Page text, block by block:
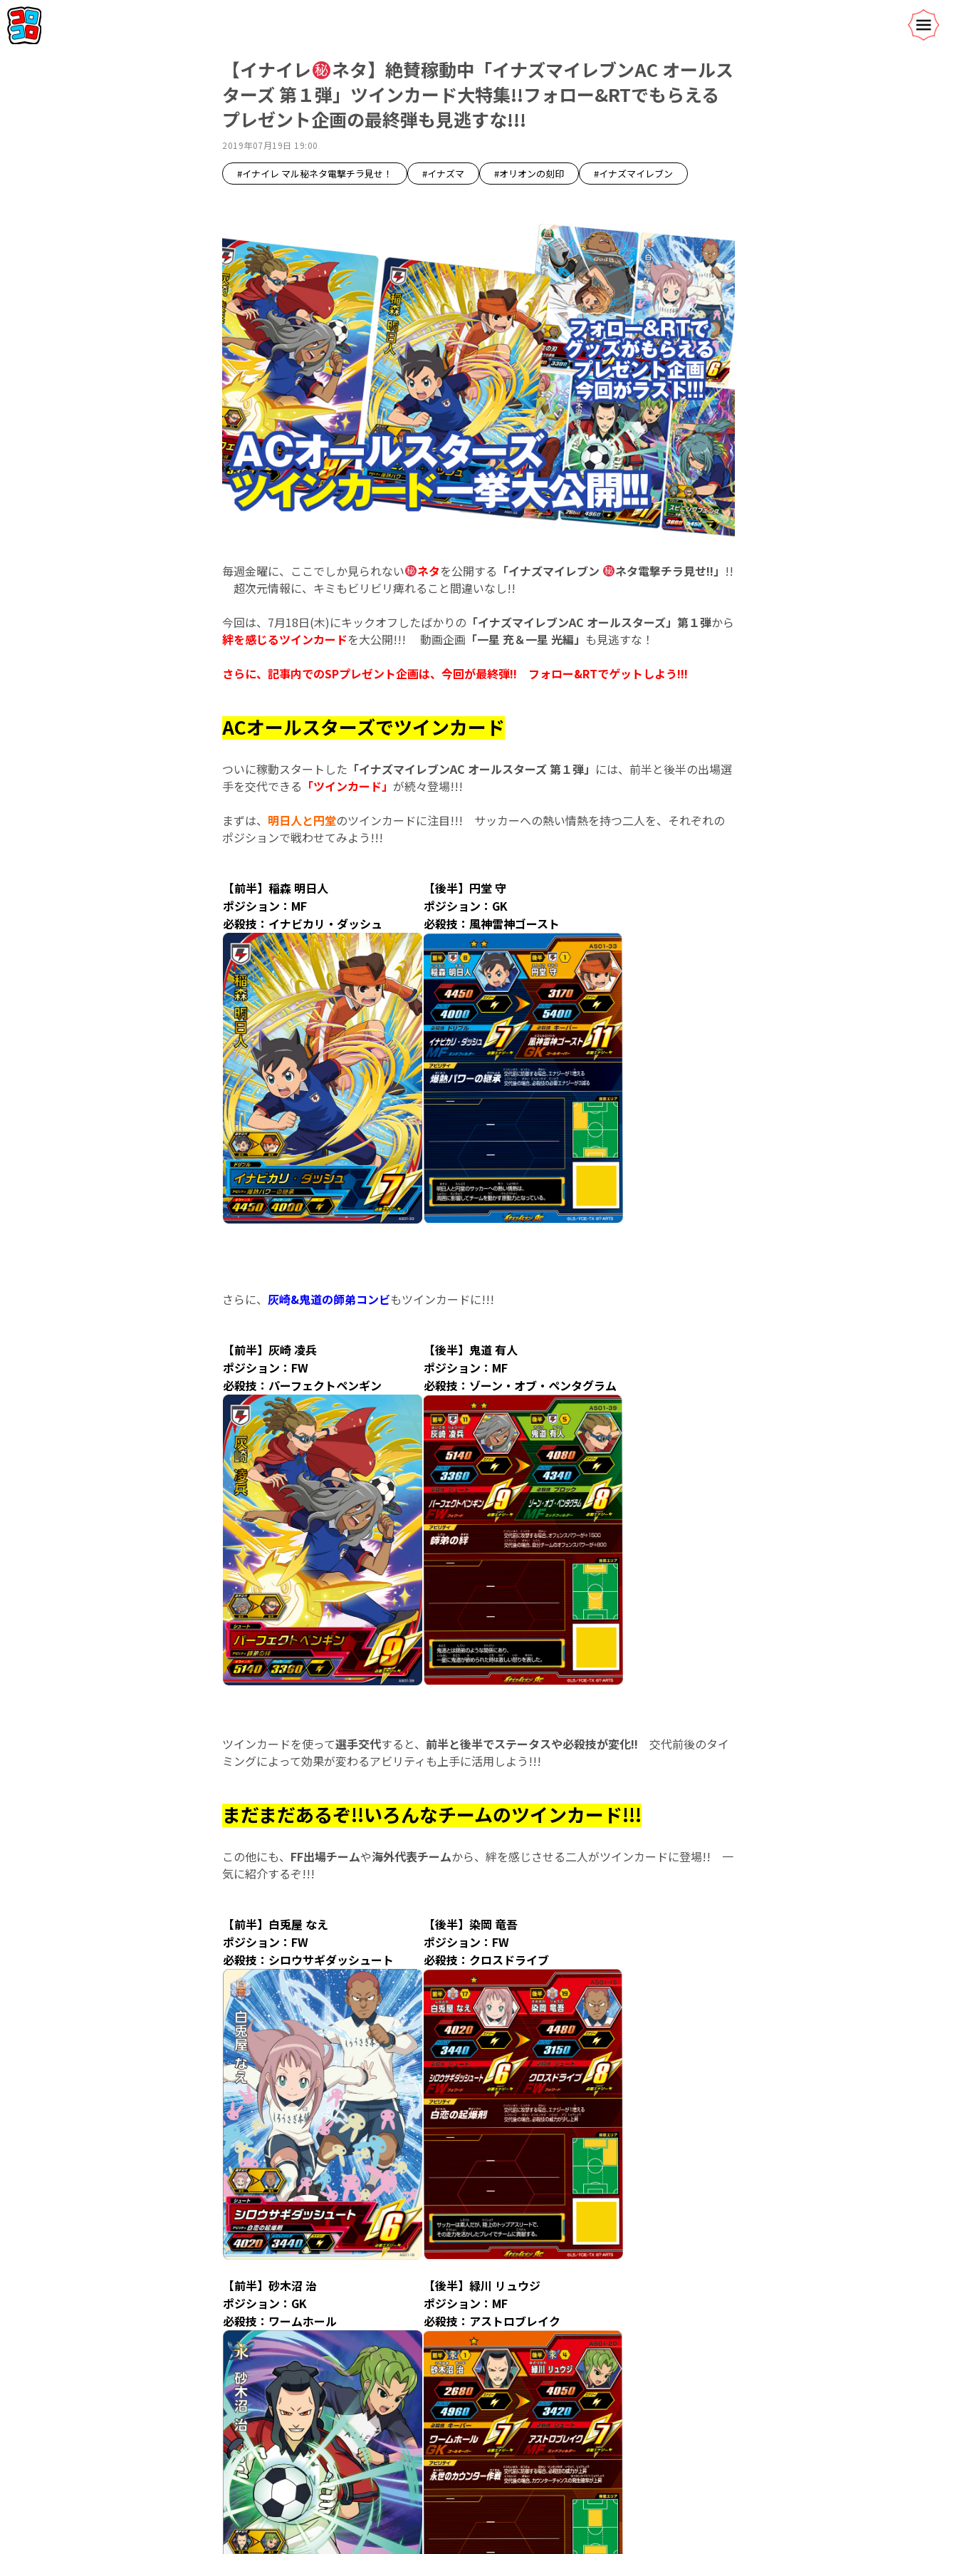
【イナイレ
ネタ】絶賛稼動中「イナズマイレブンAC オールス
ターズ 第１弾」ツインカード大特集!!フォロー&RTでもらえる
プレゼント企画の最終弾も見逃すな!!!
2019年07月19日 19:00
#イナイレ マル秘ネタ電撃チラ見せ！ #イナズマ #オリオンの刻印 #イナズマイレブン
毎週金曜に、ここでしか見られない ネタを公開する 「イナズマイレブン ネタ電撃チラ見せ!!」 !!
超次元情報に、キミもビリビリ痺れること間違いなし!!
今回は、7月18日(木)にキックオフしたばかりの 「イナズマイレブンAC オールスターズ」第１弾から
絆を感じるツインカードを大公開!!! 動画企画 「一星 充＆一星 光編」 も見逃すな！
さらに、記事内でのSPプレゼント企画は、今回が最終弾!! フォロー&RTでゲットしよう!!!
ACオールスターズでツインカード
ついに稼動スタートした 「イナズマイレブンAC オールスターズ 第１弾」 には、前半と後半の出場選
手を交代できる 「ツインカード」 が続々登場!!!
まずは、 明日人と円堂のツインカードに注目!!! サッカーへの熱い情熱を持つ二人を、それぞれの
ポジションで戦わせてみよう!!!
【前半】稲森 明日人
ポジション：MF
必殺技：イナビカリ・ダッシュ
【後半】円堂 守
ポジション：GK
必殺技：風神雷神ゴースト
さらに、 灰崎&鬼道の師弟コンビもツインカードに!!!
【前半】灰崎 凌兵
ポジション：FW
必殺技：パーフェクトペンギン
【後半】鬼道 有人
ポジション：MF
必殺技：ゾーン・オブ・ペンタグラム
ツインカードを使って選手交代すると、 前半と後半でステータスや必殺技が変化!! 交代前後のタイ
ミングによって効果が変わるアビリティも上手に活用しよう!!!
まだまだあるぞ!!いろんなチームのツインカード!!!
この他にも、 FF出場チームや海外代表チームから、絆を感じさせる二人がツインカードに登場!! 一
気に紹介するぞ!!!
【前半】白兎屋 なえ
ポジション：FW
必殺技：シロウサギダッシュート
【後半】染岡 竜吾
ポジション：FW
必殺技：クロスドライブ
【前半】砂木沼 治
ポジション：GK
必殺技：ワームホール
【後半】緑川 リュウジ
ポジション：MF
必殺技：アストロブレイク